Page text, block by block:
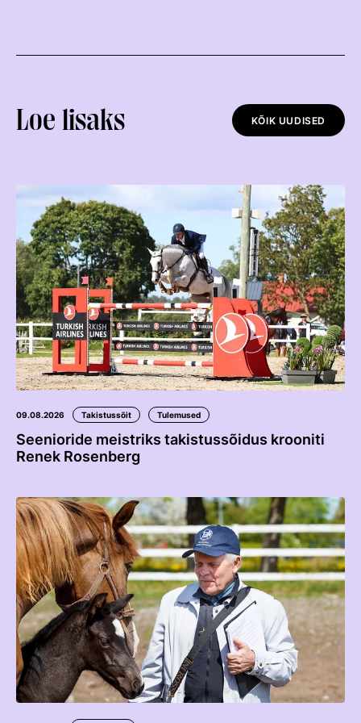
Loe lisaks KÕIK UUDISED
09.08.2026 Takistussõit Tulemused
Seenioride meistriks takistussõidus krooniti
Renek Rosenberg